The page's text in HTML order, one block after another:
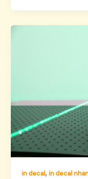
in decal,in decal